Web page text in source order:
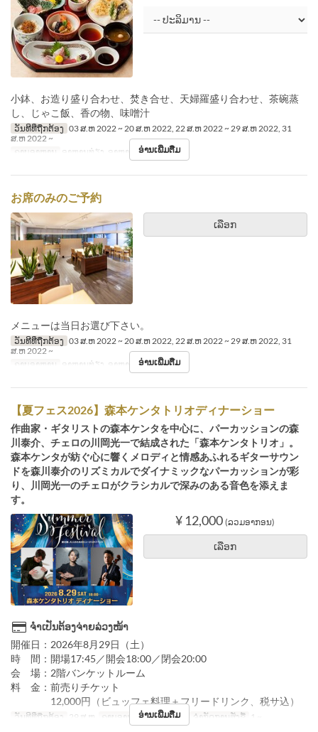
小鉢、お造り盛り合わせ、焚き合せ、天婦羅盛り合わせ、茶碗蒸
し、じゃこ飯、香の物、味噌汁
ວັນທີທີ່ຖືກຕ້ອງ 03 ສ.ຫ 2022 ~ 20 ສ.ຫ 2022, 22 ສ.ຫ 2022 ~ 29 ສ.ຫ 2022, 31
ສ.ຫ 2022 ~
ຄາບອາຫານ
ອາຫານທ່ຽງ, ອາຫານຄ່ຳອ່ານເພີ່ມຕື່ມ
お席のみのご予約
ເລືອກ
メニューは当日お選び下さい。
ວັນທີທີ່ຖືກຕ້ອງ 03 ສ.ຫ 2022 ~ 20 ສ.ຫ 2022, 22 ສ.ຫ 2022 ~ 29 ສ.ຫ 2022, 31
ສ.ຫ 2022 ~
ຄາບອາຫານ
ອາຫານທ່ຽງ, ອາຫານຄ່ຳອ່ານເພີ່ມຕື່ມ
【夏フェス2026】森本ケンタトリオディナーショー
作曲家・ギタリストの森本ケンタを中心に、パーカッションの森
川泰介、チェロの川岡光一で結成された「森本ケンタトリオ」。
森本ケンタが紡ぐ心に響くメロディと情感あふれるギターサウン
ドを森川泰介のリズミカルでダイナミックなパーカッションが彩
り、川岡光一のチェロがクラシカルで深みのある音色を添えま
す。
¥ 12,000 (ລວມອາກອນ)
ເລືອກ
ຈຳເປັນຕ້ອງຈ່າຍລ່ວງໜ້າ
開催日：2026年8月29日（土）
時 間：開場17:45／開会18:00／閉会20:00
会 場：2階バンケットルーム
料 金：前売りチケット
12,000円（ビュッフェ料理＋フリードリンク、税サ込）
ວັນທີທີ່ຖືກຕ້ອງ 29 ສ.ຫ ຄາບອາຫານ ອາຫານຄ່ຳ ຈຳກັດການສັ່ງຊື້ 1 ~
ອ່ານເພີ່ມຕື່ມ